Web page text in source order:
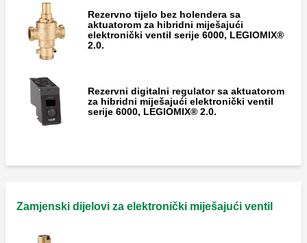
Rezervno tijelo bez holendera sa
aktuatorom za hibridni miješajući
elektronički ventil serije 6000, LEGIOMIX®
2.0.
Rezervni digitalni regulator sa aktuatorom
za hibridni miješajući elektronički ventil
serije 6000, LEGIOMIX® 2.0.
Zamjenski dijelovi za elektronički miješajući ventil